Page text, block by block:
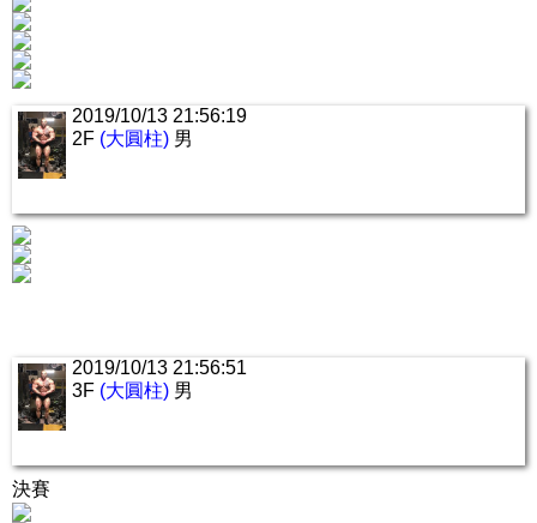
2019/10/13 21:56:19
2F (大圓柱) 男
2019/10/13 21:56:51
3F (大圓柱) 男
決賽